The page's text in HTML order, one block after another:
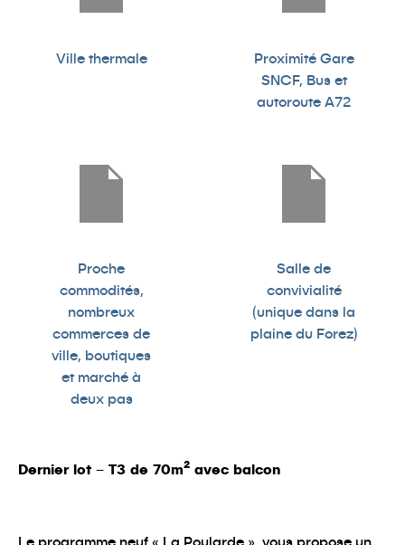
Ville thermale
Proximité Gare
SNCF, Bus et
autoroute A72
Proche
commodités,
nombreux
commerces de
ville, boutiques
et marché à
deux pas
Salle de
convivialité
(unique dans la
plaine du Forez)
Dernier lot – T3 de 70m² avec balcon
Le programme neuf « La Poularde », vous propose un